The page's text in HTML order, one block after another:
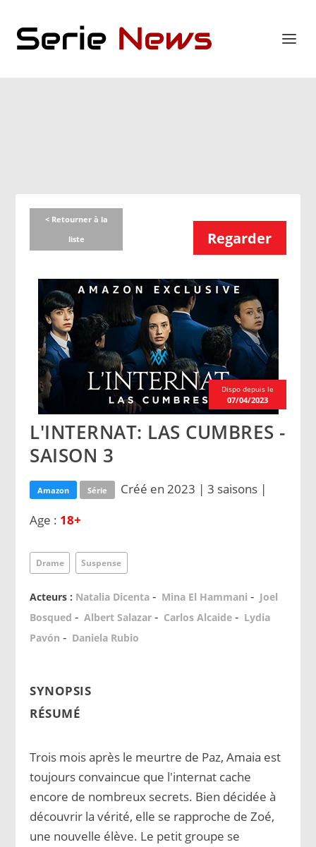
< Retourner à la
liste
Regarder
Dispo depuis le
07/04/2023
L'INTERNAT: LAS CUMBRES -
SAISON 3
Amazon Série
Créé en 2023 | 3 saisons |
Age : 18+
Drame Suspense
Acteurs : Natalia Dicenta - Mina El Hammani - Joel
Bosqued - Albert Salazar - Carlos Alcaide - Lydia
Pavón - Daniela Rubio
SYNOPSIS
RÉSUMÉ
Trois mois après le meurtre de Paz, Amaia est
toujours convaincue que l'internat cache
encore de nombreux secrets. Bien décidée à
découvrir la vérité, elle se rapproche de Zoé,
une nouvelle élève. Le petit groupe se